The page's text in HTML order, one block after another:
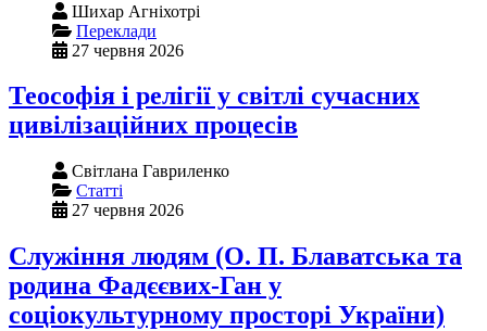
Шихар Агніхотрі
Переклади
27 червня 2026
Теософія і релігії у світлі сучасних
цивілізаційних процесів
Світлана Гавриленко
Статті
27 червня 2026
Служіння людям (О. П. Блаватська та
родина Фадєєвих-Ган у
соціокультурному просторі України)